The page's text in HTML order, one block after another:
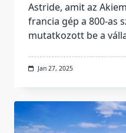
Astride, amit az
francia gép a 800-as
mutatkozott be a
Jan 27, 2025